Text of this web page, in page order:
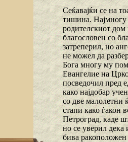
Сеќавајќи се на
тишина. Најмногу
родителскиот
благословен со
затреперил, но
не можел да
Бога многу му
Евангелие на
посведочил пред
како најдобар
со две малолетни
стапи како ѓакон
Петроград, каде
но се уверил дека
бива